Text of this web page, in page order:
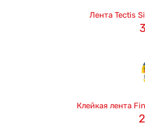
Лента Tectis
Клейкая лента